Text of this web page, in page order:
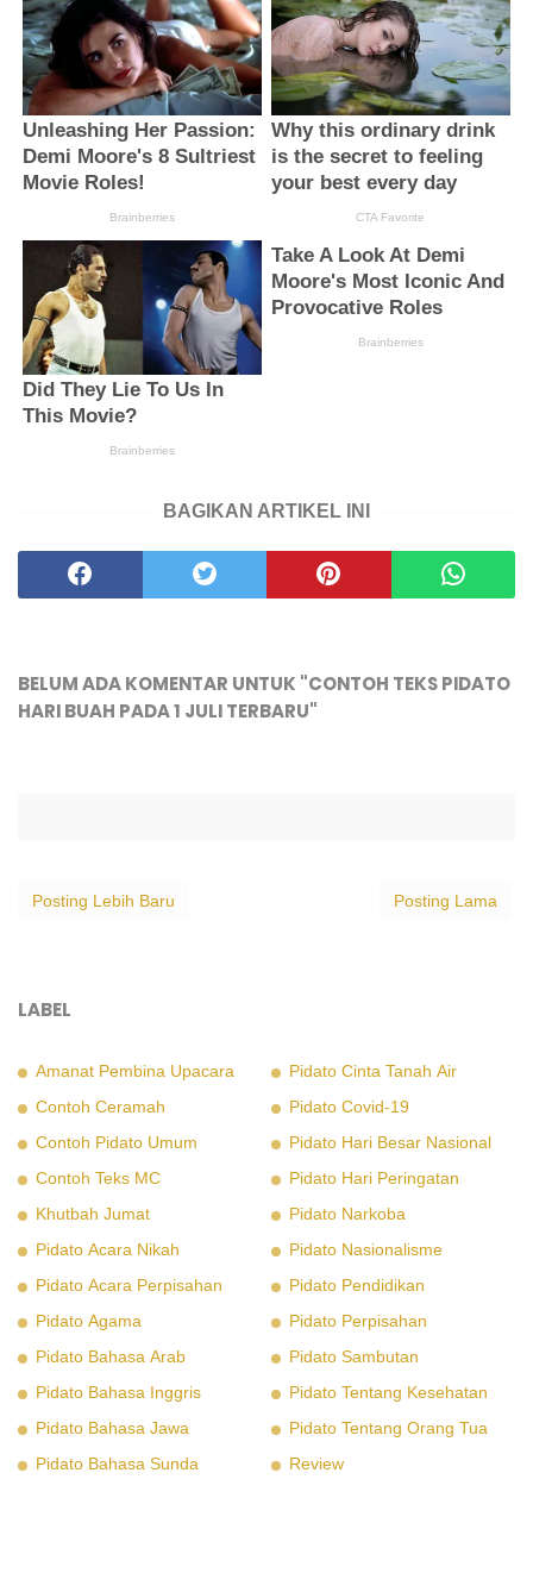
BAGIKAN ARTIKEL INI
BELUM ADA KOMENTAR UNTUK "CONTOH TEKS PIDATO
HARI BUAH PADA 1 JULI TERBARU"
Posting Lebih Baru Posting Lama
LABEL
Amanat Pembina Upacara
Contoh Ceramah
Contoh Pidato Umum
Contoh Teks MC
Khutbah Jumat
Pidato Acara Nikah
Pidato Acara Perpisahan
Pidato Agama
Pidato Bahasa Arab
Pidato Bahasa Inggris
Pidato Bahasa Jawa
Pidato Bahasa Sunda
Pidato Cinta Tanah Air
Pidato Covid-19
Pidato Hari Besar Nasional
Pidato Hari Peringatan
Pidato Narkoba
Pidato Nasionalisme
Pidato Pendidikan
Pidato Perpisahan
Pidato Sambutan
Pidato Tentang Kesehatan
Pidato Tentang Orang Tua
Review